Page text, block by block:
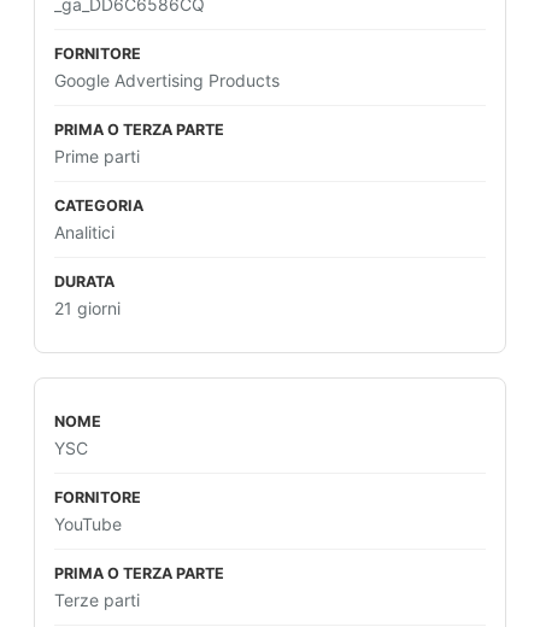
_ga_DD6C6586CQ
Google Advertising Products
Prime parti
Analitici
21 giorni
YSC
YouTube
Terze parti